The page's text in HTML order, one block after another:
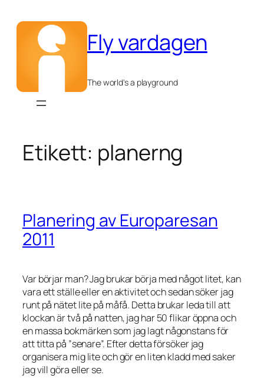
innehåll
Fly vardagen
The world's a playground
Etikett: planerng
Planering av Europaresan
2011
Var börjar man? Jag brukar börja med något litet, kan
vara ett ställe eller en aktivitet och sedan söker jag
runt på nätet lite på måfå. Detta brukar leda till att
klockan är två på natten, jag har 50 flikar öppna och
en massa bokmärken som jag lagt någonstans för
att titta på ”senare”. Efter detta försöker jag
organisera mig lite och gör en liten kladd med saker
jag vill göra eller se.